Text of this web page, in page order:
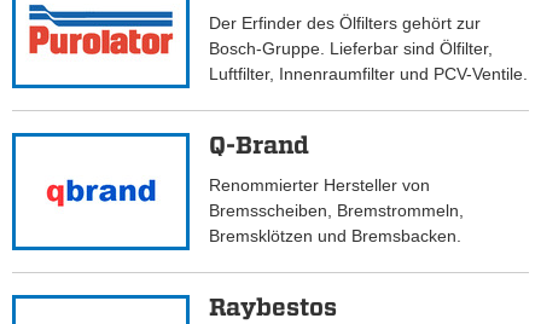
Der Erfinder des Ölfilters gehört zur
Bosch-Gruppe. Lieferbar sind Ölfilter,
Luftfilter, Innenraumfilter und PCV-Ventile.
Q-Brand
Renommierter Hersteller von
Bremsscheiben, Bremstrommeln,
Bremsklötzen und Bremsbacken.
Raybestos